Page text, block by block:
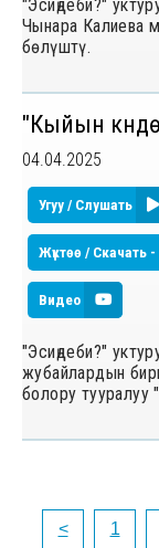
"Эсиңдеби?"
Чынара Калиева
бөлүштү.
"Кыйын
04.04.2025
Угуу / Слушать
Жүктөө / Скачать -
Видео
"Эсиңдеби?"
жубайлардын
болору тууралуу
< 1